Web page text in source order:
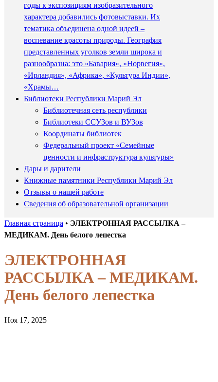
годы к экспозициям изобразительного
характера добавились фотовыставки. Их
тематика объединена одной идеей –
воспевание красоты природы. География
представленных уголков земли широка и
разнообразна: это «Бавария», «Норвегия»,
«Ирландия», «Африка», «Культура Индии»,
«Храмы…
Библиотеки Республики Марий Эл
Библиотечная сеть республики
Библиотеки ССУЗов и ВУЗов
Координаты библиотек
Федеральный проект «Семейные
ценности и инфраструктура культуры»
Дары и дарители
Книжные памятники Республики Марий Эл
Отзывы о нашей работе
Сведения об образовательной организации
Главная страница • ЭЛЕКТРОННАЯ РАССЫЛКА –
МЕДИКАМ. День белого лепестка
ЭЛЕКТРОННАЯ
РАССЫЛКА – МЕДИКАМ.
День белого лепестка
Ноя 17, 2025